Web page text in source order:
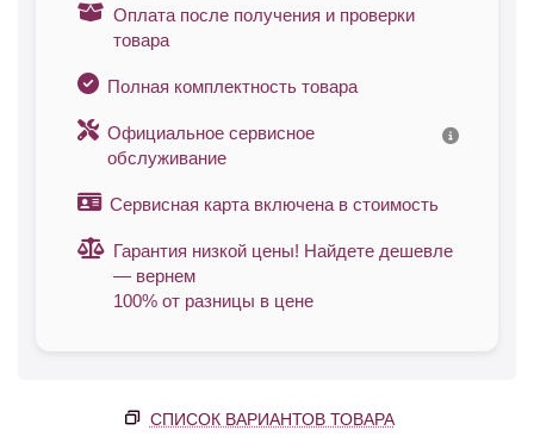
Оплата после получения и проверки
товара
Полная комплектность товара
Официальное сервисное
обслуживание
Сервисная карта включена в стоимость
Гарантия низкой цены! Найдете дешевле
— вернем
100% от разницы в цене
СПИСОК ВАРИАНТОВ ТОВАРА